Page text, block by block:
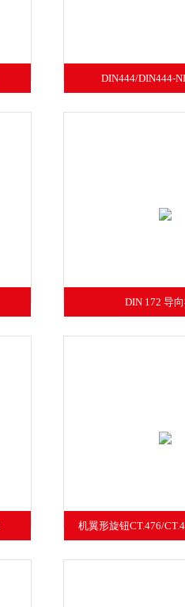
DIN444/DIN444-
DIN 172 导
机翼形旋钮CT.476/